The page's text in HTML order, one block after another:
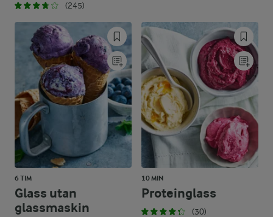
(245)
6 TIM
Glass utan
glassmaskin
10 MIN
Proteinglass
(30)